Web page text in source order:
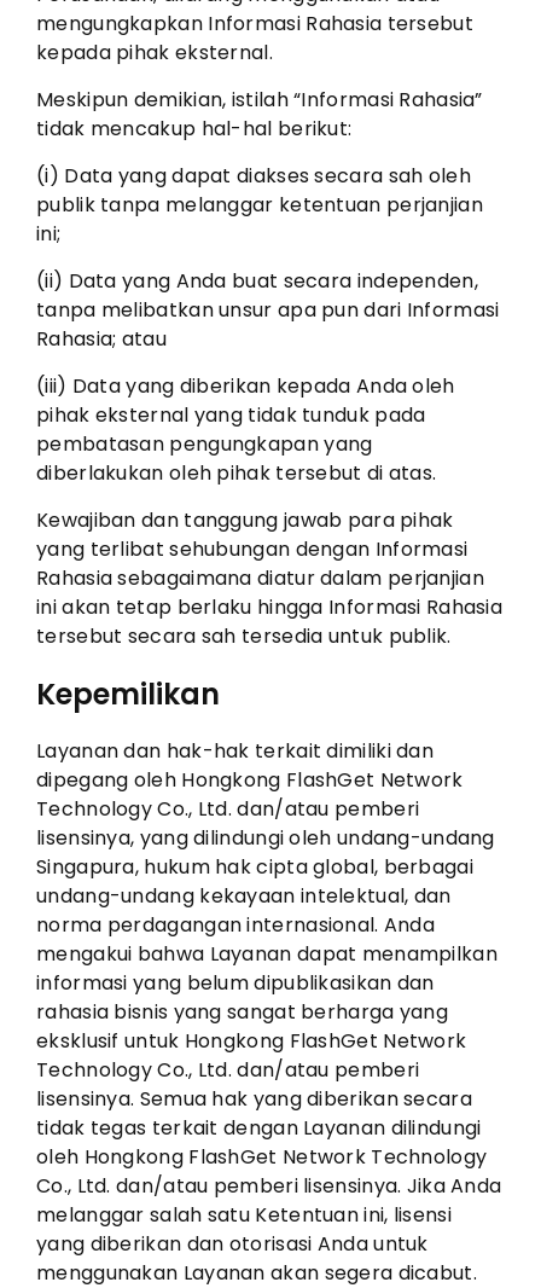
mengungkapkan Informasi Rahasia tersebut
kepada pihak eksternal.
Meskipun demikian, istilah “Informasi Rahasia”
tidak mencakup hal-hal berikut:
(i) Data yang dapat diakses secara sah oleh
publik tanpa melanggar ketentuan perjanjian
ini;
(ii) Data yang Anda buat secara independen,
tanpa melibatkan unsur apa pun dari Informasi
Rahasia; atau
(iii) Data yang diberikan kepada Anda oleh
pihak eksternal yang tidak tunduk pada
pembatasan pengungkapan yang
diberlakukan oleh pihak tersebut di atas.
Kewajiban dan tanggung jawab para pihak
yang terlibat sehubungan dengan Informasi
Rahasia sebagaimana diatur dalam perjanjian
ini akan tetap berlaku hingga Informasi Rahasia
tersebut secara sah tersedia untuk publik.
Kepemilikan
Layanan dan hak-hak terkait dimiliki dan
dipegang oleh Hongkong FlashGet Network
Technology Co., Ltd. dan/atau pemberi
lisensinya, yang dilindungi oleh undang-undang
Singapura, hukum hak cipta global, berbagai
undang-undang kekayaan intelektual, dan
norma perdagangan internasional. Anda
mengakui bahwa Layanan dapat menampilkan
informasi yang belum dipublikasikan dan
rahasia bisnis yang sangat berharga yang
eksklusif untuk Hongkong FlashGet Network
Technology Co., Ltd. dan/atau pemberi
lisensinya. Semua hak yang diberikan secara
tidak tegas terkait dengan Layanan dilindungi
oleh Hongkong FlashGet Network Technology
Co., Ltd. dan/atau pemberi lisensinya. Jika Anda
melanggar salah satu Ketentuan ini, lisensi
yang diberikan dan otorisasi Anda untuk
menggunakan Layanan akan segera dicabut.